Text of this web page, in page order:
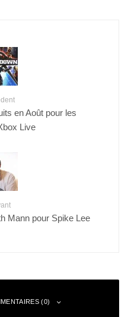
en Août pour les
Live
Mann pour Spike Lee
(0)